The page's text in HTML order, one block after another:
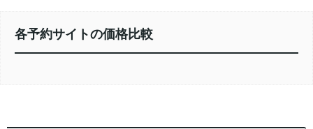
各予約サイトの価格比較